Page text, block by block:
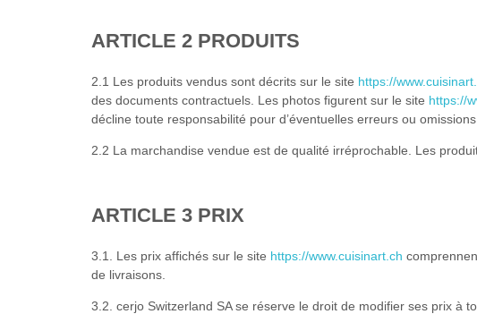
ARTICLE 2 PRODUITS
2.1 Les produits vendus sont décrits sur le site https://
des documents contractuels. Les photos figurent sur le site https://
décline toute responsabilité pour d’éventuelles erreurs ou
2.2 La marchandise vendue est de qualité irréprochable. Les
ARTICLE 3 PRIX
3.1. Les prix affichés sur le site https://www.cuisinart.ch
de livraisons.
3.2. cerjo Switzerland SA se réserve le droit de modifier ses prix à